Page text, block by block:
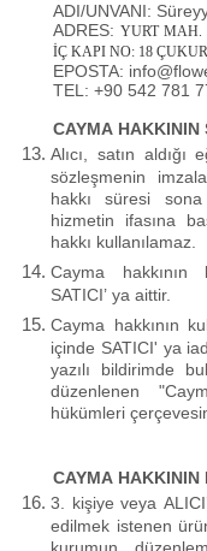
ADI/UNVANI:
ADRES: YURT MAH.
İÇ KAPI NO: 18
EPOSTA:
TEL: +90 542 781
CAYMA HAKKININ
Alıcı, satın
sözleşmenin
hakkı süresi
hizmetin ifasına
hakkı kullanılamaz.
Cayma hakkının
SATICI’ ya aittir.
Cayma hakkının
içinde SATICI' ya
yazılı bildirimde
düzenlenen
hükümleri
CAYMA HAKKININ
3. kişiye veya
edilmek istenen